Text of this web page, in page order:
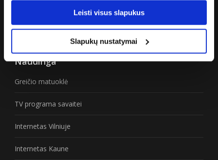
Leisti visus slapukus
Slapukų nustatymai
Prieinamumo paraiška
Naudinga
Greičio matuoklė
TV programa savaitei
Internetas Vilniuje
Internetas Kaune